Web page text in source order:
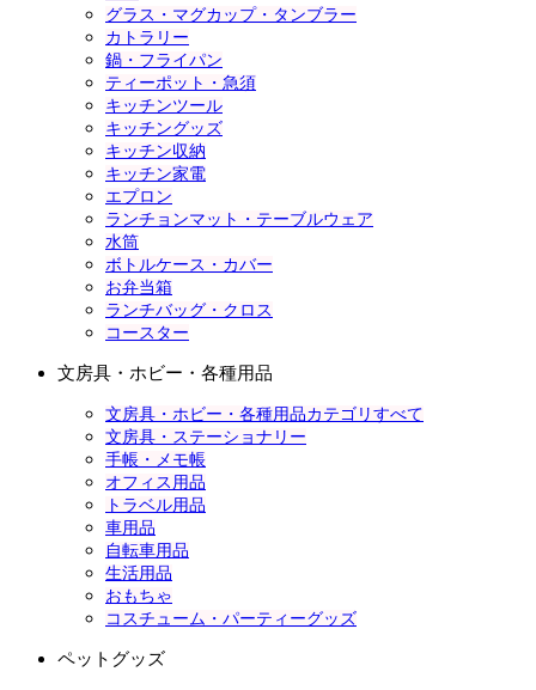
グラス・マグカップ・タンブラー
カトラリー
鍋・フライパン
ティーポット・急須
キッチンツール
キッチングッズ
キッチン収納
キッチン家電
エプロン
ランチョンマット・テーブルウェア
水筒
ボトルケース・カバー
お弁当箱
ランチバッグ・クロス
コースター
文房具・ホビー・各種用品
文房具・ホビー・各種用品カテゴリすべて
文房具・ステーショナリー
手帳・メモ帳
オフィス用品
トラベル用品
車用品
自転車用品
生活用品
おもちゃ
コスチューム・パーティーグッズ
ペットグッズ